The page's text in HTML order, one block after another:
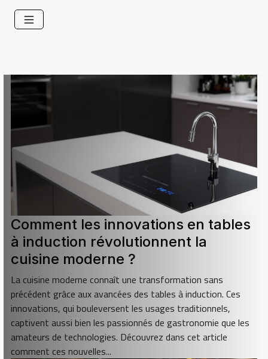
Comment les innovations en tables
à induction révolutionnent la
cuisine moderne ?
La cuisine moderne connaît une transformation sans
précédent grâce aux avancées des tables à induction. Ces
innovations, qui bouleversent les usages traditionnels,
captivent aussi bien les passionnés de gastronomie que les
amateurs de technologies. Découvrez dans cet article
comment ces nouvelles...